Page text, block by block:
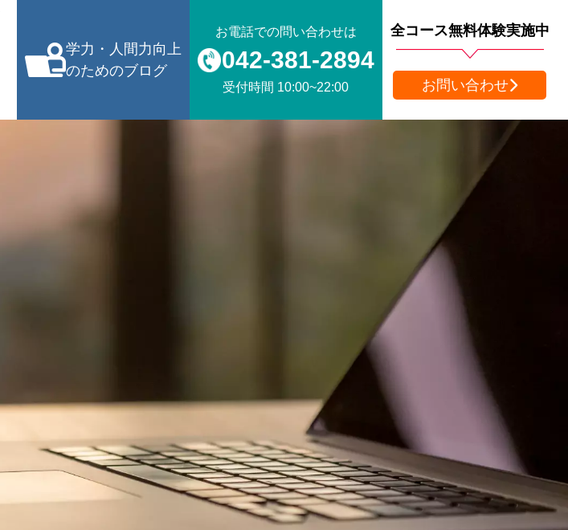
学力・人間力向上
のためのブログ
お電話での問い合わせは
042-381-2894
受付時間 10:00~22:00
全コース無料体験実施中
お問い合わせ